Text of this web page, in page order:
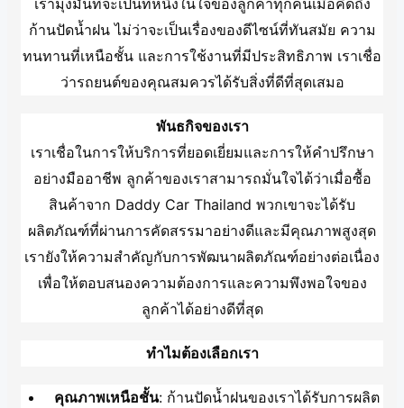
เรามุ่งมั่นที่จะเป็นที่หนึ่งในใจของลูกค้าทุกคนเมื่อคิดถึง
ก้านปัดน้ำฝน ไม่ว่าจะเป็นเรื่องของดีไซน์ที่ทันสมัย ความ
ทนทานที่เหนือชั้น และการใช้งานที่มีประสิทธิภาพ เราเชื่อ
ว่ารถยนต์ของคุณสมควรได้รับสิ่งที่ดีที่สุดเสมอ
พันธกิจของเรา
เราเชื่อในการให้บริการที่ยอดเยี่ยมและการให้คำปรึกษา
อย่างมืออาชีพ ลูกค้าของเราสามารถมั่นใจได้ว่าเมื่อซื้อ
สินค้าจาก Daddy Car Thailand พวกเขาจะได้รับ
ผลิตภัณฑ์ที่ผ่านการคัดสรรมาอย่างดีและมีคุณภาพสูงสุด
เรายังให้ความสำคัญกับการพัฒนาผลิตภัณฑ์อย่างต่อเนื่อง
เพื่อให้ตอบสนองความต้องการและความพึงพอใจของ
ลูกค้าได้อย่างดีที่สุด
ทำไมต้องเลือกเรา
คุณภาพเหนือชั้น: ก้านปัดน้ำฝนของเราได้รับการผลิต